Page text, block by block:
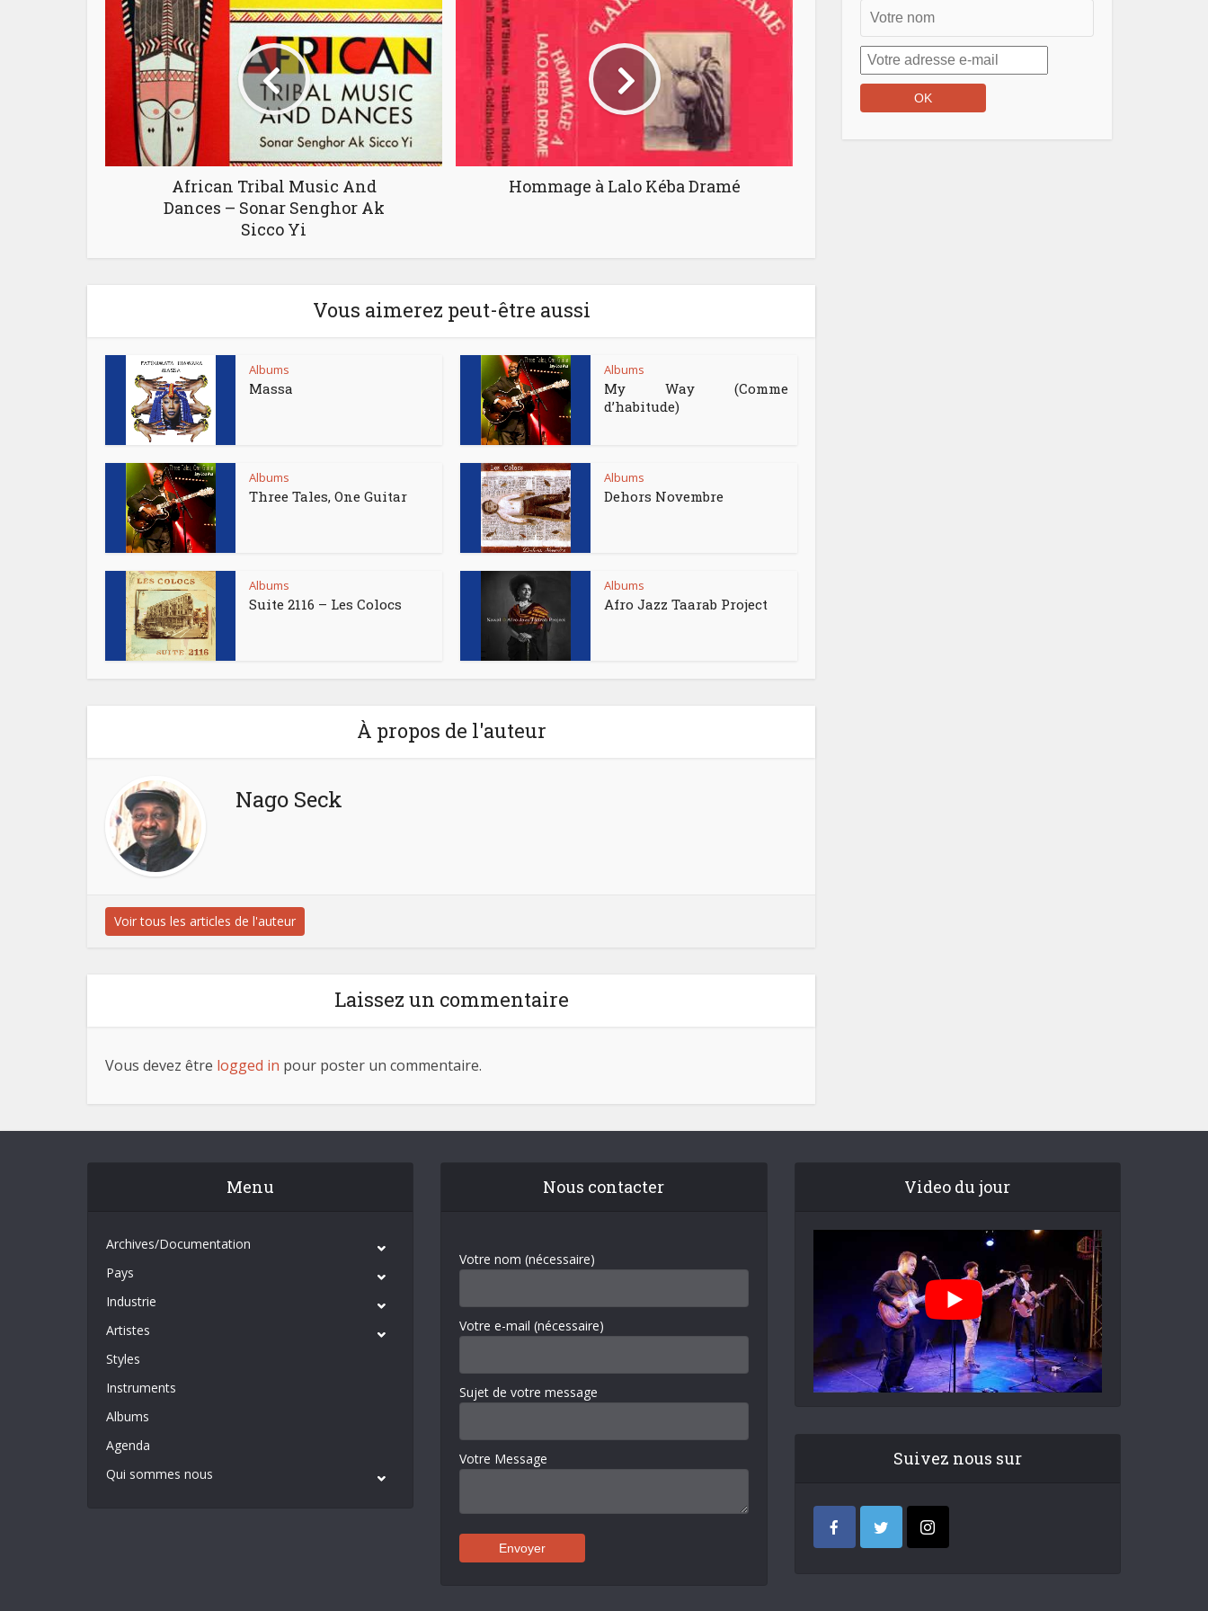
African Tribal Music And
Dances – Sonar Senghor Ak
Sicco Yi
Hommage à Lalo Kéba Dramé
Vous aimerez peut-être aussi
Albums
Massa
Albums
My Way (Comme
d’habitude)
Albums
Three Tales, One Guitar
Albums
Dehors Novembre
Albums
Suite 2116 – Les Colocs
Albums
Afro Jazz Taarab Project
À propos de l'auteur
Nago Seck
Voir tous les articles de l'auteur
Laissez un commentaire
Vous devez être logged in pour poster un commentaire.
Menu
Archives/Documentation
Pays
Industrie
Artistes
Styles
Instruments
Albums
Agenda
Qui sommes nous
Nous contacter
Votre nom (nécessaire)
Votre e-mail (nécessaire)
Sujet de votre message
Votre Message
Video du jour
Suivez nous sur